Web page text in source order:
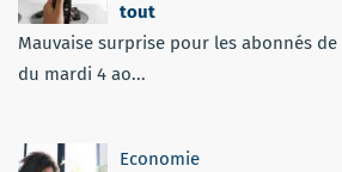
tout
Mauvaise surprise pour les abonnés
du mardi 4 ao...
Economie